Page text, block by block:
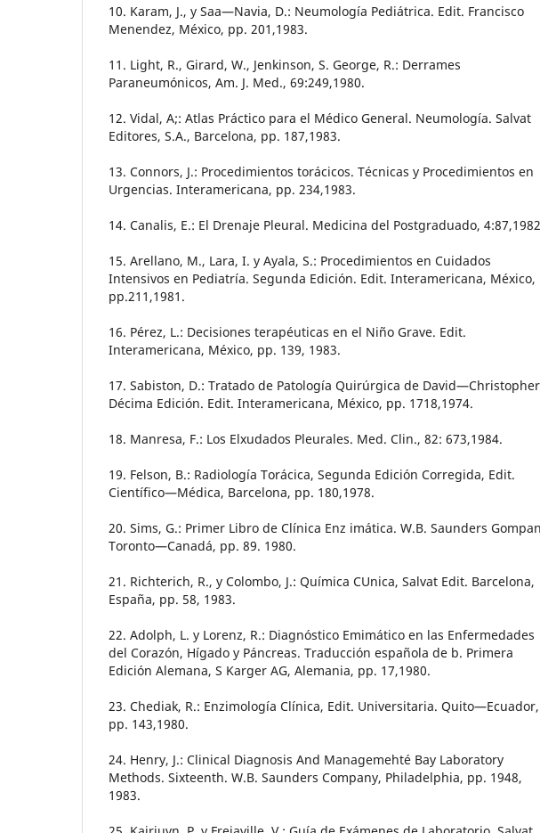
10. Karam, J., y Saa—Navia, D.: Neumología Pediátrica. Edit. Francisco
Menendez, México, pp. 201,1983.
11. Light, R., Girard, W., Jenkinson, S. George, R.: Derrames
Paraneumónicos, Am. J. Med., 69:249,1980.
12. Vidal, A;: Atlas Práctico para el Médico General. Neumología. Salvat
Editores, S.A., Barcelona, pp. 187,1983.
13. Connors, J.: Procedimientos torácicos. Técnicas y Procedimientos en
Urgencias. Interamericana, pp. 234,1983.
14. Canalis, E.: El Drenaje Pleural. Medicina del Postgraduado,
15. Arellano, M., Lara, I. y Ayala, S.: Procedimientos en Cuidados
Intensivos en Pediatría. Segunda Edición. Edit. Interamericana, México,
pp.211,1981.
16. Pérez, L.: Decisiones terapéuticas en el Niño Grave. Edit.
Interamericana, México, pp. 139, 1983.
17. Sabiston, D.: Tratado de Patología Quirúrgica de
Décima Edición. Edit. Interamericana, México, pp. 1718,1974.
18. Manresa, F.: Los Elxudados Pleurales. Med. Clin., 82: 673,1984.
19. Felson, B.: Radiología Torácica, Segunda Edición Corregida, Edit.
Científico—Médica, Barcelona, pp. 180,1978.
20. Sims, G.: Primer Libro de Clínica Enz imática. W.B. Saunders
Toronto—Canadá, pp. 89. 1980.
21. Richterich, R., y Colombo, J.: Química CUnica, Salvat Edit. Barcelona,
España, pp. 58, 1983.
22. Adolph, L. y Lorenz, R.: Diagnóstico Emimático en las Enfermedades
del Corazón, Hígado y Páncreas. Traducción española de b. Primera
Edición Alemana, S Karger AG, Alemania, pp. 17,1980.
23. Chediak, R.: Enzimología Clínica, Edit. Universitaria. Quito—Ecuador,
pp. 143,1980.
24. Henry, J.: Clinical Diagnosis And Managemehté Bay Laboratory
Methods. Sixteenth. W.B. Saunders Company, Philadelphia, pp. 1948,
1983.